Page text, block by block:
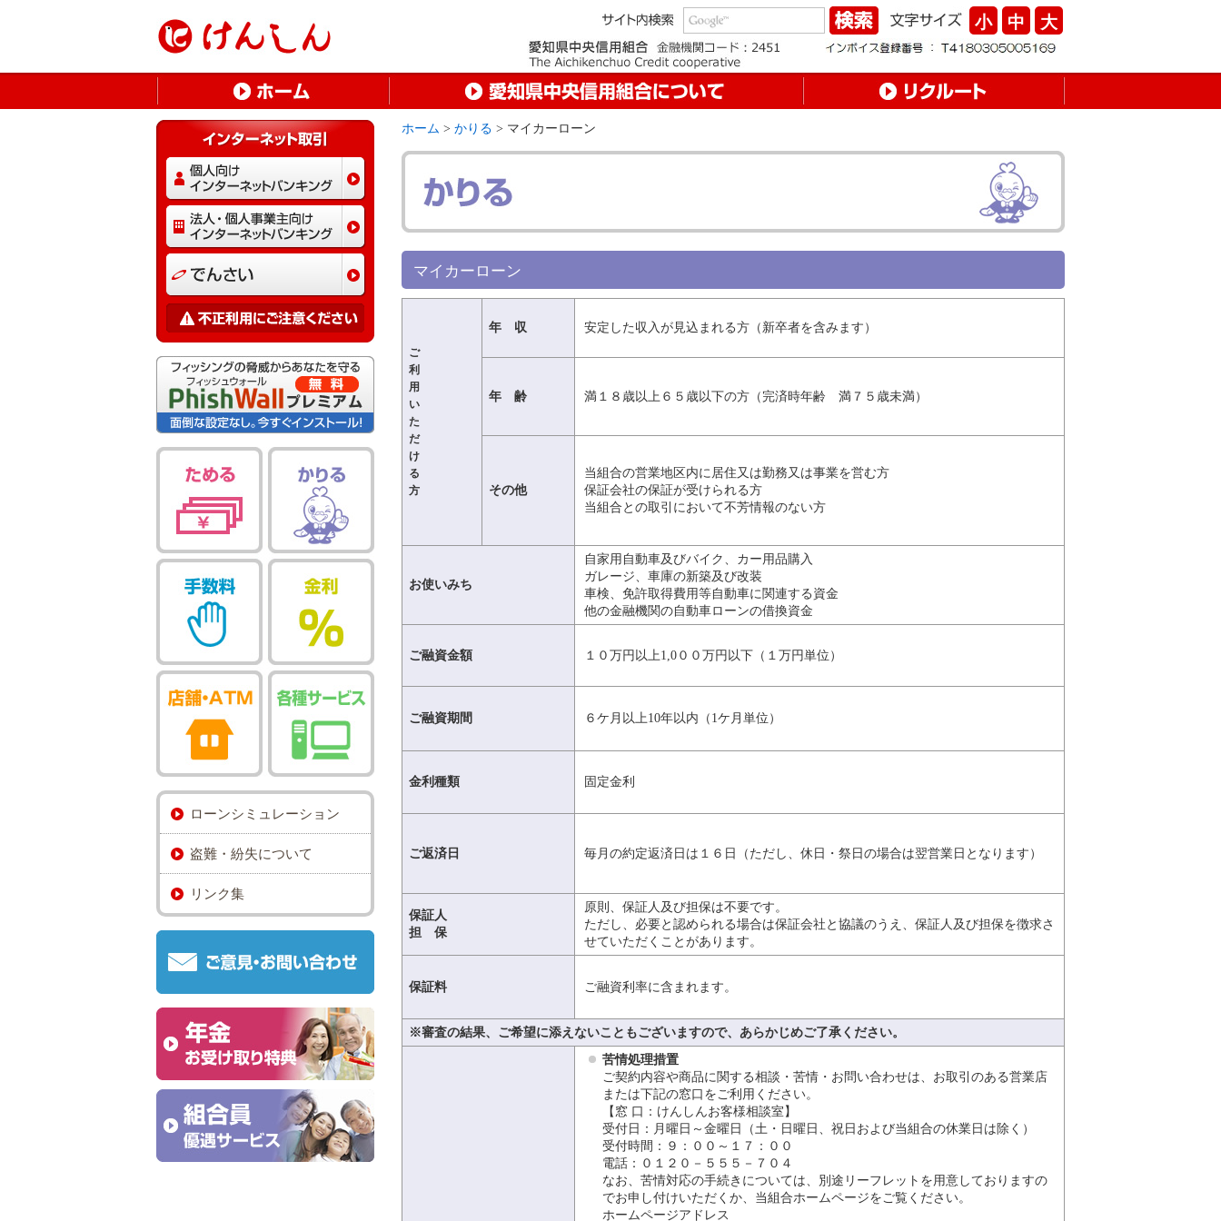
小 中 大
ローンシミュレーション
盗難・紛失について
リンク集
ホーム > かりる > マイカーローン
マイカーローン
ご
利
用
い
た
だ
け
る
方
年 収 安定した収入が見込まれる方（新卒者を含みます）
年 齢 満１８歳以上６５歳以下の方（完済時年齢 満７５歳未満）
その他
当組合の営業地区内に居住又は勤務又は事業を営む方
保証会社の保証が受けられる方
当組合との取引において不芳情報のない方
お使いみち
自家用自動車及びバイク、カー用品購入
ガレージ、車庫の新築及び改装
車検、免許取得費用等自動車に関連する資金
他の金融機関の自動車ローンの借換資金
ご融資金額 １０万円以上1,0００万円以下（１万円単位）
ご融資期間 ６ケ月以上10年以内（1ケ月単位）
金利種類 固定金利
ご返済日 毎月の約定返済日は１６日（ただし、休日・祭日の場合は翌営業日となります）
保証人
担 保
原則、保証人及び担保は不要です。
ただし、必要と認められる場合は保証会社と協議のうえ、保証人及び担保を徴求さ
せていただくことがあります。
保証料 ご融資利率に含まれます。
※審査の結果、ご希望に添えないこともございますので、あらかじめご了承ください。
苦情処理措置
ご契約内容や商品に関する相談・苦情・お問い合わせは、お取引のある営業店
または下記の窓口をご利用ください。
【窓 口：けんしんお客様相談室】
受付日：月曜日～金曜日（土・日曜日、祝日および当組合の休業日は除く）
受付時間：９：００～１７：００
電話：０１２０－５５５－７０４
なお、苦情対応の手続きについては、別途リーフレットを用意しておりますの
でお申し付けいただくか、当組合ホームページをご覧ください。
ホームページアドレス